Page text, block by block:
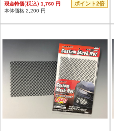
現金特価(税込) 1,760 円 ポイント2倍
本体価格 2,200 円